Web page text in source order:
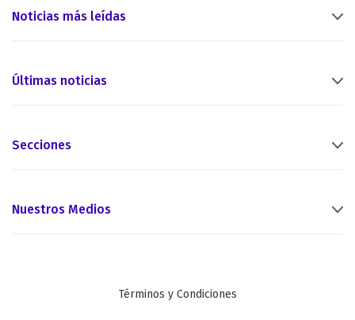
Noticias más leídas
Últimas noticias
Secciones
Nuestros Medios
Términos y Condiciones